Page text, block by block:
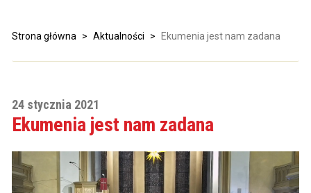
Strona główna > Aktualności > Ekumenia jest nam zadana
24 stycznia 2021
Ekumenia jest nam zadana